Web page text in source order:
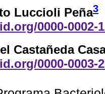
Luccioli Peña3
0000-0002-
Castañeda
0000-0003-